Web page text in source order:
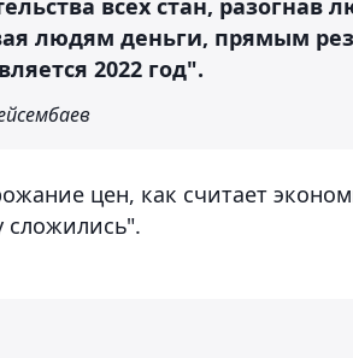
людям деньги, прямым
2022 год".
цен, как считает
сложились".